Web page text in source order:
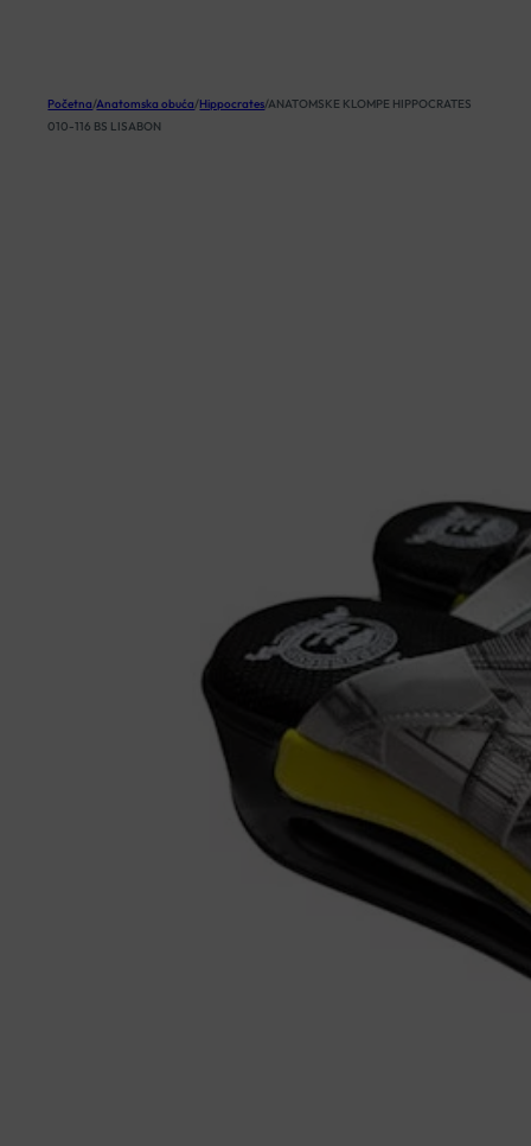
Početna/Anatomska obuća/Hippocrates/ANATOMSKE KLOMPE HIPPOCRATES
010-116 BS LISABON